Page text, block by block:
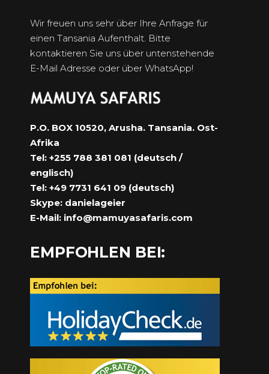
Wir freuen uns sehr über Ihre Anfrage für
einen Tansania Aufenthalt. Bitte
kontaktieren Sie uns über untenstehende
E-Mail Adresse oder über WhatsApp!
P.O. BOX 10520, Arusha. Tansania. Ost-
Afrika
Tel: +255 788 381 081 (deutsch /
englisch)
Tel: +49 7731 641 09 (deutsch)
Skype: danielageier
E-Mail: info@mamuyasafaris.com
EMPFOHLEN BEI: